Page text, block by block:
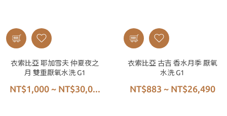
衣索比亞 耶加雪夫 仲夏夜之
月 雙重厭氧水洗 G1
NT$1,000 ~ NT$30,0...
衣索比亞 古吉 香水月季 厭氧
水洗 G1
NT$883 ~ NT$26,490